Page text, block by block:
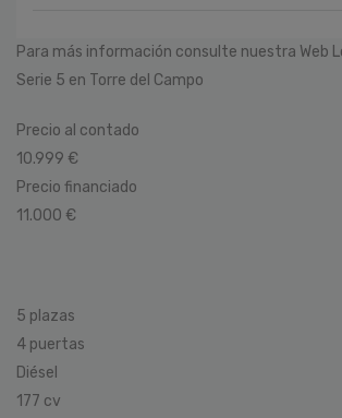
Para más información consulte nuestra Web
Serie 5 en Torre del Campo
Precio al contado
10.999 €
Precio financiado
11.000 €
5 plazas
4 puertas
Diésel
177 cv